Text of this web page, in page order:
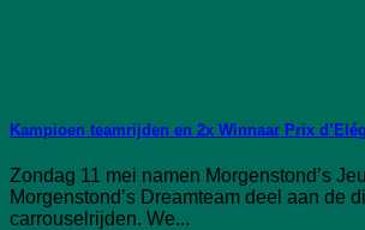
Kampioen teamrijden en 2x Winnaar Prix
Zondag 11 mei namen Morgenstond’s
Morgenstond’s Dreamteam deel aan de
carrouselrijden. We...